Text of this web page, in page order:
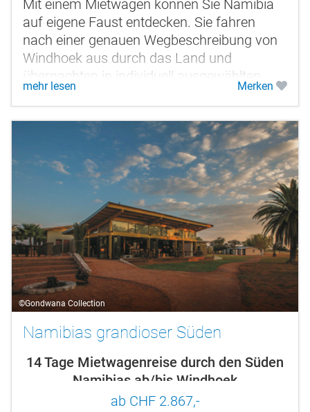
Mit einem Mietwagen können Sie Namibia
auf eigene Faust entdecken. Sie fahren
nach einer genauen Wegbeschreibung von
Windhoek aus durch das Land und
übernachten in individuell ausgewählten
Unterkünften mit gutem Service. Die
Rundreise...
mehr lesen Merken
©Gondwana Collection
Namibias grandioser Süden
14 Tage Mietwagenreise durch den Süden
Namibias ab/bis Windhoek
ab CHF 2.867,-